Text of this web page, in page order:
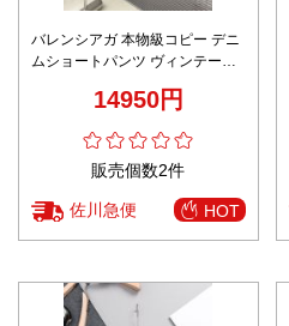
バレンシアガ 本物級コピー デニ
ムショートパンツ ヴィンテージ
14950円
販売個数2件
佐川急便 HOT